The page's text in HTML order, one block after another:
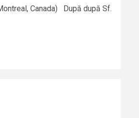
Canada) După după Sf.